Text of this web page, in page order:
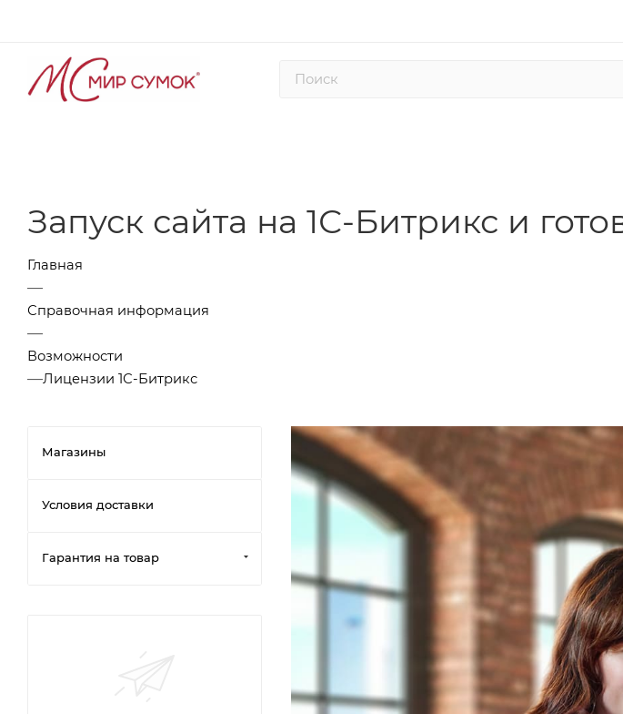
Запуск сайта на 1С-Битрикс и
Главная
—
Справочная информация
—
Возможности
—Лицензии 1С-Битрикс
Магазины
Условия доставки
Гарантия на товар